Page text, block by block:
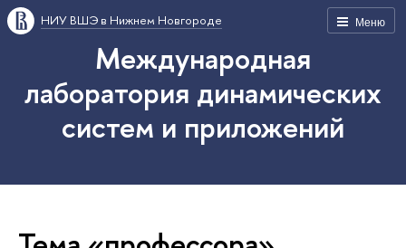
Меню
НИУ ВШЭ в Нижнем Новгороде
Международная
лаборатория динамических
систем и приложений